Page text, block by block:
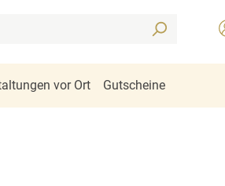
vor Ort Gutscheine